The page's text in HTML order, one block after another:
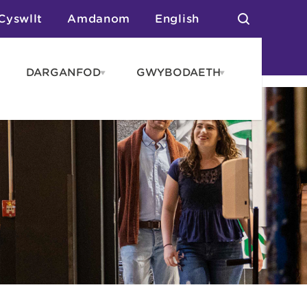
Amdanom English
Arlwyo
a Gwersylla
o Leoedd
DARGANFODOpen
GWYBODAETHOpen